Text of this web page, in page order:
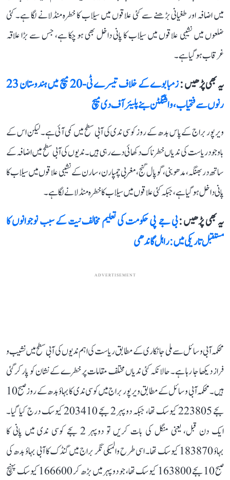
میں اضافہ اور طغیانی بڑھنے سے کئی علاقوں میں سیلاب کا خطرہ منڈلانے لگا ہے۔ کئی
ضلعوں میں نشیبی علاقوں میں سیلاب کا پانی داخل بھی ہو چکا ہے، جس سے بڑا علاقہ
غرقاب ہو گیا ہے۔
یہ بھی پڑھیں :
زمبابوے کے خلاف تیسرے ٹی-20 میچ میں ہندوستان 23
رنوں سے فتحیاب، واشنگٹن بنے پلیئر آف دی میچ
ویرپور براج کے پاس بدھ کے روز کوسی ندی کی آبی سطح میں کمی آئی ہے۔ لیکن اس کے
باوجود ریاست کی ندیاں خطرناک دکھائی دے رہی ہیں۔ ندیوں کی آبی سطح میں اضافہ کے
ساتھ دربھنگہ، مدھوبنی، گوپال گنج، مغربی چمپارن، سارن کے نشیبی علاقوں میں سیلاب کا
پانی داخل ہو گیا ہے، جبکہ کئی علاقوں میں سیلاب کا خطرہ منڈلانے لگا ہے۔
یہ بھی پڑھیں :بی جے پی حکومت کی تعلیم مخالف نیت کے سبب نوجوانوں کا
مستقبل تاریکی میں: راہل گاندھی
ADVERTISEMENT
محکمہ آبی وسائل سے ملی جانکاری کے مطابق ریاست کی اہم ندیوں کی آبی سطح میں نشیب و
فراز دیکھا جا رہا ہے۔ حالانکہ کئی ندیاں مختلف مقامات پر خطرے کے نشان کو پار کر گئی
ہیں۔ محکمہ آبی وسائل کے مطابق ویرپور براج میں کوسی ندی کا بہاؤ بدھ کے روز صبح 10
بجے 223805 کیوسک تھا، جبکہ دوپہر 2 بجے 203410 کیوسک درج کیا گیا۔
ایک دن قبل، یعنی منگل کی بات کریں تو دوپہر 2 بجے کوسی ندی میں پانی کا
بہاؤ 183870 کیوسک تھا۔ اسی طرح والمیکی نگر براج میں گنڈک کا آبی بہاؤ بدھ کی
صبح 10 بجے 163800 کیوسک تھا، جو دوپہر میں بڑھ کر 166600 کیوسک پہنچ